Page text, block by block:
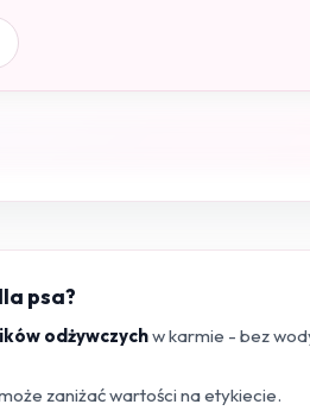
psa?
odżywczychw karmie - bez
zaniżać wartości na etykiecie.